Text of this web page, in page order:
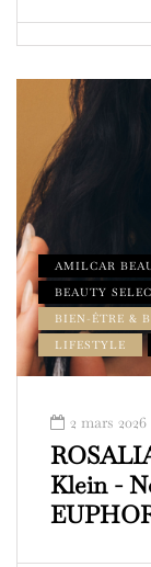
AMILCAR
BEAUTY
BIEN-ÊTRE &
LIFESTYLE
2 mars 2026
Klein -